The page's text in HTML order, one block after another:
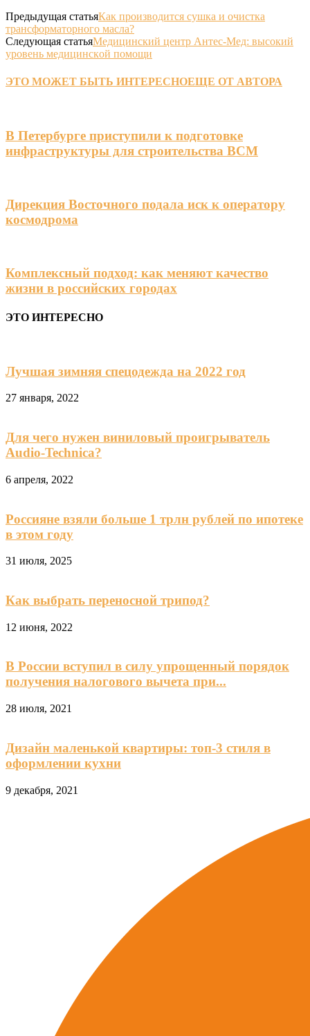
Предыдущая статьяКак производится сушка и очистка
трансформаторного масла?
Следующая статьяМедицинский центр Антес-Мед: высокий
уровень медицинскoй помощи
ЭТО МОЖЕТ БЫТЬ ИНТЕРЕСНОЕЩЕ ОТ АВТОРА
В Петербурге приступили к подготовке
инфраструктуры для строительства ВСМ
Дирекция Восточного подала иск к оператору
космодрома
Комплексный подход: как меняют качество
жизни в российских городах
ЭТО ИНТЕРЕСНО
Лучшая зимняя спецодежда на 2022 год
27 января, 2022
Для чего нужен виниловый проигрыватель
Audio-Technica?
6 апреля, 2022
Россияне взяли больше 1 трлн рублей по ипотеке
в этом году
31 июля, 2025
Как выбрать переносной трипод?
12 июня, 2022
В России вступил в силу упрощенный порядок
получения налогового вычета при...
28 июля, 2021
Дизайн маленькой квартиры: топ-3 стиля в
оформлении кухни
9 декабря, 2021